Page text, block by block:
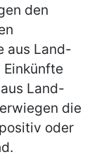
den
aus Land-
Land-
die
oder